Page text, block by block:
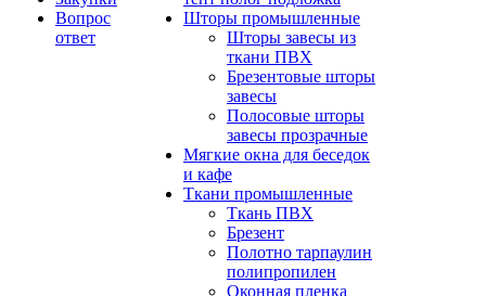
Вопрос
ответ
Шторы промышленные
Шторы завесы из
ткани ПВХ
Брезентовые шторы
завесы
Полосовые шторы
завесы прозрачные
Мягкие окна для беседок
и кафе
Ткани промышленные
Ткань ПВХ
Брезент
Полотно тарпаулин
полипропилен
Оконная пленка